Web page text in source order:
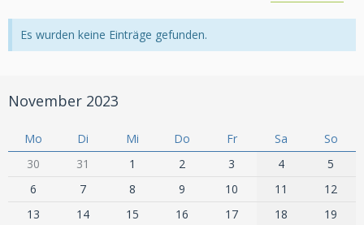
Es wurden keine Einträge gefunden.
November 2023
Mo Di Mi Do Fr Sa
So
30
31 1 2 3 4
5
6
7 8 9 10 11
12
13
14 15 16 17 18
19